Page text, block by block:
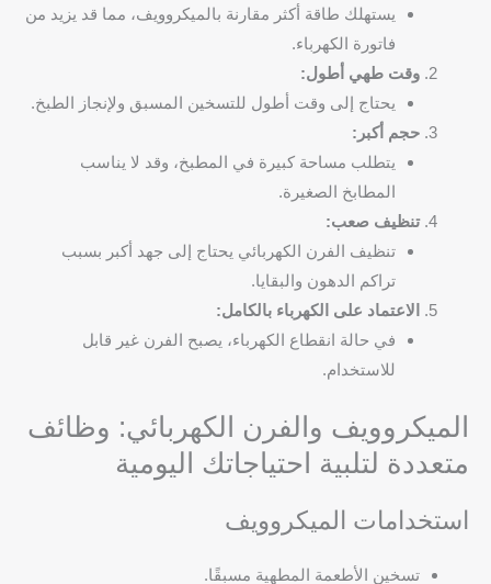
يستهلك طاقة أكثر مقارنة بالميكروويف، مما قد يزيد من
فاتورة الكهرباء.
وقت طهي أطول:
يحتاج إلى وقت أطول للتسخين المسبق ولإنجاز الطبخ.
حجم أكبر:
يتطلب مساحة كبيرة في المطبخ، وقد لا يناسب
المطابخ الصغيرة.
تنظيف صعب:
تنظيف الفرن الكهربائي يحتاج إلى جهد أكبر بسبب
تراكم الدهون والبقايا.
الاعتماد على الكهرباء بالكامل:
في حالة انقطاع الكهرباء، يصبح الفرن غير قابل
للاستخدام.
الميكروويف والفرن الكهربائي: وظائف
متعددة لتلبية احتياجاتك اليومية
استخدامات الميكروويف
تسخين الأطعمة المطهية مسبقًا.